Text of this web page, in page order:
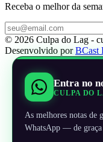
Receba o melhor da
© 2026 Culpa do Lag -
Desenvolvido porBCast
Entra no
CULPA DO
As melhores notas de
WhatsApp — de graça